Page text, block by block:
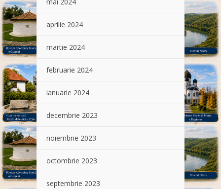
aprilie 2024
martie 2024
februarie 2024
ianuarie 2024
decembrie 2023
noiembrie 2023
octombrie 2023
septembrie 2023